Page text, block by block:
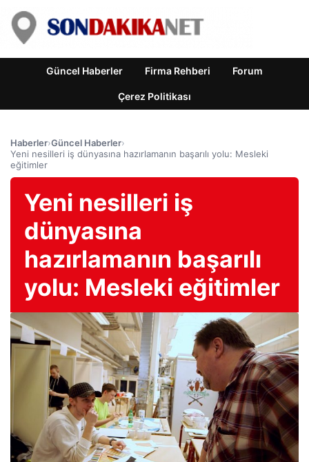
Güncel Haberler Firma Rehberi Forum
Çerez Politikası
Haberler›Güncel Haberler›
Yeni nesilleri iş dünyasına hazırlamanın başarılı yolu: Mesleki
eğitimler
Yeni nesilleri iş
dünyasına
hazırlamanın başarılı
yolu: Mesleki eğitimler